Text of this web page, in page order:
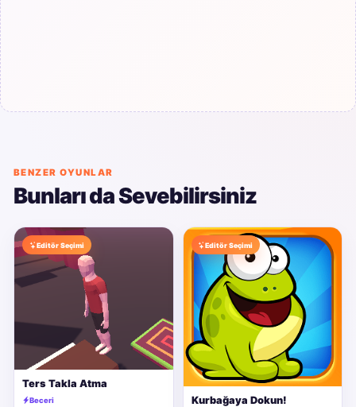
BENZER OYUNLAR
Bunları da Sevebilirsiniz
Editör Seçimi
Ters Takla Atma
Beceri
Editör Seçimi
Kurbağaya Dokun!